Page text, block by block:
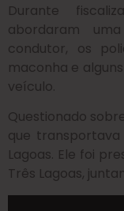
Durante
abordaram
condutor, os
maconha e
veículo.
Questionado
que
Lagoas. Ele foi
Três Lagoas,